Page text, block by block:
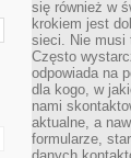
się również w
krokiem jest
sieci. Nie musi
Często
odpowiada na
dla kogo, w
nami
aktualne, a
formularze,